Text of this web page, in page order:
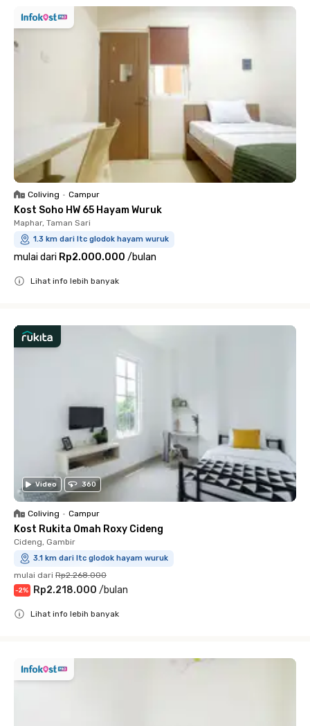
Coliving • Campur
Kost Soho HW 65 Hayam Wuruk
Maphar, Taman Sari
1.3 km dari ltc glodok hayam wuruk
mulai dari Rp2.000.000 /bulan
Lihat info lebih banyak
Video 360
Coliving • Campur
Kost Rukita Omah Roxy Cideng
Cideng, Gambir
3.1 km dari ltc glodok hayam wuruk
mulai dari Rp2.268.000
-2% Rp2.218.000 /bulan
Lihat info lebih banyak